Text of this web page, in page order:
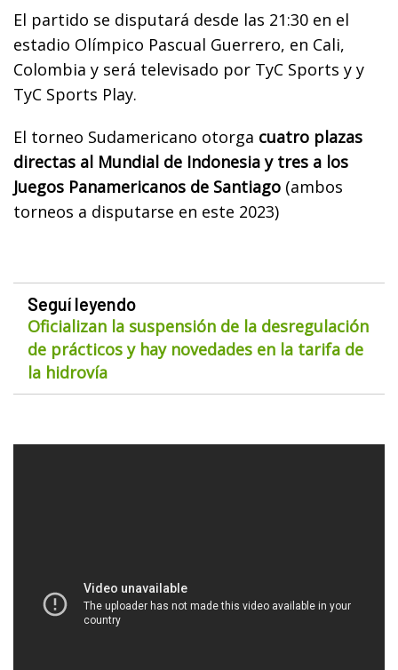
El partido se disputará desde las 21:30 en el
estadio Olímpico Pascual Guerrero, en Cali,
Colombia y será televisado por TyC Sports y y
TyC Sports Play.
El torneo Sudamericano otorga cuatro plazas
directas al Mundial de Indonesia y tres a los
Juegos Panamericanos de Santiago (ambos
torneos a disputarse en este 2023)
Seguí leyendo
Oficializan la suspensión de la desregulación
de prácticos y hay novedades en la tarifa de
la hidrovía